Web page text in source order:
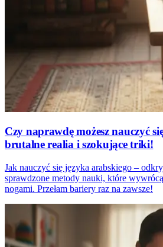
Czy naprawdę możesz nauczyć
brutalne realia i szokujące triki!
Jak nauczyć się języka arabskiego –
sprawdzone metody nauki, które
nogami. Przełam bariery raz na zawsze!